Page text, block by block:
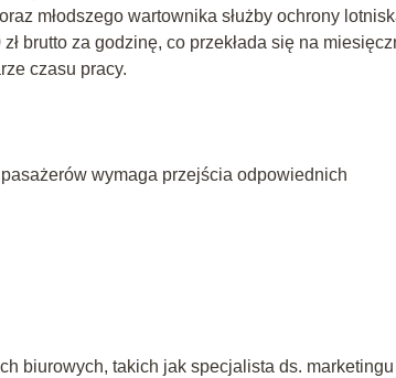
młodszego wartownika służby ochrony
brutto za godzinę, co przekłada się na
czasu pracy.
wymaga przejścia odpowiednich
biurowych, takich jak specjalista ds.